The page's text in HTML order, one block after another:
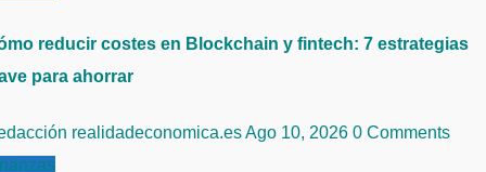
reducir costes en Blockchain y fintech: 7 estrategias
para ahorrar
realidadeconomica.esAgo 10, 2026 0 Comments